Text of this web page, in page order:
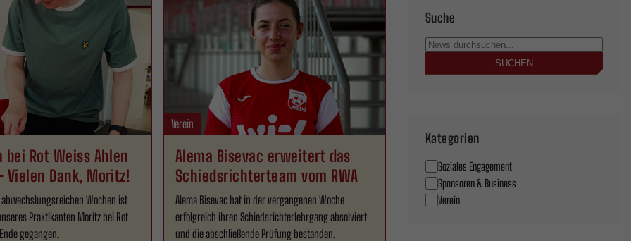
bei Rot Weiss Ahlen
Vielen Dank, Moritz!
Wochen ist
Praktikanten Moritz bei Rot
gegangen.
Verein
Alema Bisevac erweitert das
Schiedsrichterteam vom RWA
Alema Bisevac hat in der vergangenen Woche
erfolgreich ihren Schiedsrichterlehrgang absolviert
und die abschließende Prüfung bestanden.
Suche
SUCHEN
Kategorien
Soziales Engagement
Sponsoren & Business
Verein